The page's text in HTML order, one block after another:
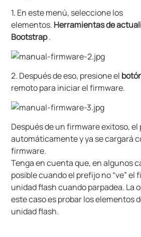
1. En este menú, seleccione los
elementos. Herramientas de
Bootstrap.
2. Después de eso, presione el
remoto para iniciar el firmware.
Después de un firmware exitoso,
automáticamente y ya se cargará
firmware.
Tenga en cuenta que, en algunos
posible cuando el prefijo no “ve” el
unidad flash cuando parpadea. La
este caso es probar los elementos
unidad flash.